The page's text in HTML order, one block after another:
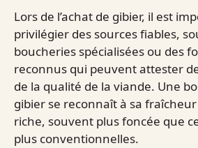
Lors de l’achat de gibier, il est
privilégier des sources fiables,
boucheries spécialisées ou des
reconnus qui peuvent attester
de la qualité de la viande. Une
gibier se reconnaît à sa
riche, souvent plus foncée que
plus conventionnelles.